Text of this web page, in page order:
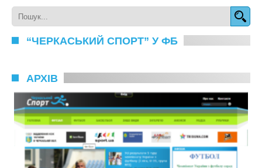
“ЧЕРКАСЬКИЙ СПОРТ” У ФБ
АРХІВ